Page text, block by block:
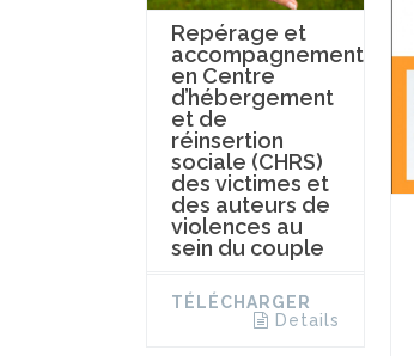
Repérage et
accompagnement
en Centre
d’hébergement
et de
réinsertion
sociale (CHRS)
des victimes et
des auteurs de
violences au
sein du couple
TÉLÉCHARGER
Details